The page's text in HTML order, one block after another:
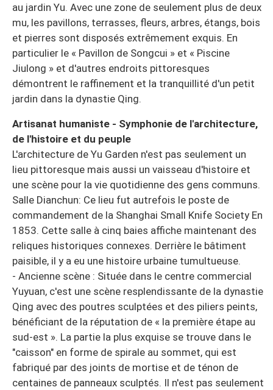
au jardin Yu. Avec une zone de seulement plus de deux
mu, les pavillons, terrasses, fleurs, arbres, étangs, bois
et pierres sont disposés extrêmement exquis. En
particulier le « Pavillon de Songcui » et « Piscine
Jiulong » et d'autres endroits pittoresques
démontrent le raffinement et la tranquillité d'un petit
jardin dans la dynastie Qing.
Artisanat humaniste - Symphonie de l'architecture,
de l'histoire et du peuple
L'architecture de Yu Garden n'est pas seulement un
lieu pittoresque mais aussi un vaisseau d'histoire et
une scène pour la vie quotidienne des gens communs.
Salle Dianchun: Ce lieu fut autrefois le poste de
commandement de la Shanghai Small Knife Society En
1853. Cette salle à cinq baies affiche maintenant des
reliques historiques connexes. Derrière le bâtiment
paisible, il y a eu une histoire urbaine tumultueuse.
- Ancienne scène : Située dans le centre commercial
Yuyuan, c'est une scène resplendissante de la dynastie
Qing avec des poutres sculptées et des piliers peints,
bénéficiant de la réputation de « la première étape au
sud-est ». La partie la plus exquise se trouve dans le
"caisson" en forme de spirale au sommet, qui est
fabriqué par des joints de mortise et de ténon de
centaines de panneaux sculptés. Il n'est pas seulement